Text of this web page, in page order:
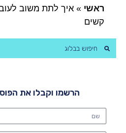
ראשי »איך לתת משוב
קשים
הרשמו וקבלו את